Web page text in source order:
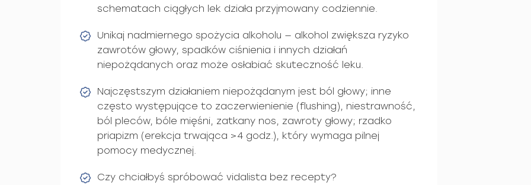
schematach ciągłych lek działa przyjmowany codziennie.
Unikaj nadmiernego spożycia alkoholu — alkohol zwiększa ryzyko
zawrotów głowy, spadków ciśnienia i innych działań
niepożądanych oraz może osłabiać skuteczność leku.
Najczęstszym działaniem niepożądanym jest ból głowy; inne
często występujące to zaczerwienienie (flushing), niestrawność,
ból pleców, bóle mięśni, zatkany nos, zawroty głowy; rzadko
priapizm (erekcja trwająca >4 godz.), który wymaga pilnej
pomocy medycznej.
Czy chciałbyś spróbować vidalista bez recepty?